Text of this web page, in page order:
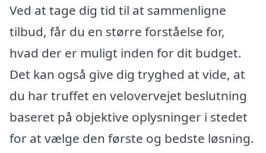
Ved at tage dig tid til at sammenligne
tilbud, får du en større forståelse for,
hvad der er muligt inden for dit budget.
Det kan også give dig tryghed at vide, at
du har truffet en velovervejet beslutning
baseret på objektive oplysninger i stedet
for at vælge den første og bedste løsning.